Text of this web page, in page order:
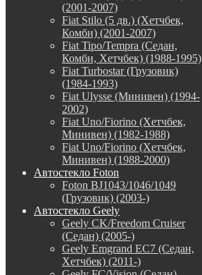
(2001-2007)
Fiat Stilo (5 дв.) (Хетчбек,
Комби) (2001-2007)
Fiat Tipo/Tempra (Седан,
Комби, Хетчбек) (1988-1995)
Fiat Turbostar (Грузовик)
(1984-1993)
Fiat Ulysse (Минивен) (1994-
2002)
Fiat Uno/Fiorino (Хетчбек,
Минивен) (1982-1988)
Fiat Uno/Fiorino (Хетчбек,
Минивен) (1988-2000)
Автостекло Foton
Foton BJ1043/1046/1049
(Грузовик) (2003-)
Автостекло Geely
Geely CK/Freedom Cruiser
(Седан) (2005-)
Geely Emgrand EC7 (Седан,
Хетчбек) (2011-)